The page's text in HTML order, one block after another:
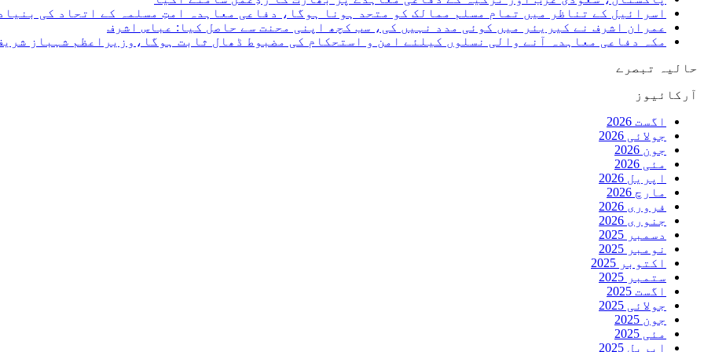
اسرائیل کے تناظر میں تمام مسلم ممالک کو متحد ہونا ہوگا، دفاعی معاہدہ امتِ مسلمہ کے اتحاد کی
عمران اشرف نے کیریئر میں کوئی مدد نہیں کی، سب کچھ اپنی محنت سے حاصل کیا: عباس اشرف
مکہ دفاعی معاہدہ آنے والی نسلوں کیلئے امن و استحکام کی مضبوط ڈھال ثابت ہوگا،وزیراعظم شہباز
حالیہ تبصرے
آرکائیوز
اگست 2026
جولائی 2026
جون 2026
مئی 2026
اپریل 2026
مارچ 2026
فروری 2026
جنوری 2026
دسمبر 2025
نومبر 2025
اکتوبر 2025
ستمبر 2025
اگست 2025
جولائی 2025
جون 2025
مئی 2025
اپریل 2025